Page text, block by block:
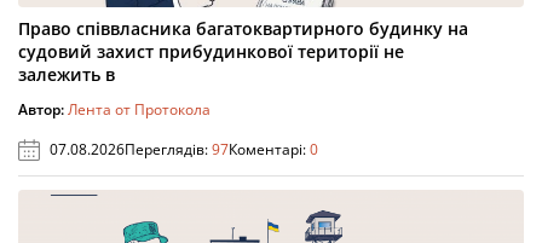
Право співвласника багатоквартирного будинку на
судовий захист прибудинкової території не
залежить в
Автор:Лента от Протокола
07.08.2026Переглядів:97Коментарі:0